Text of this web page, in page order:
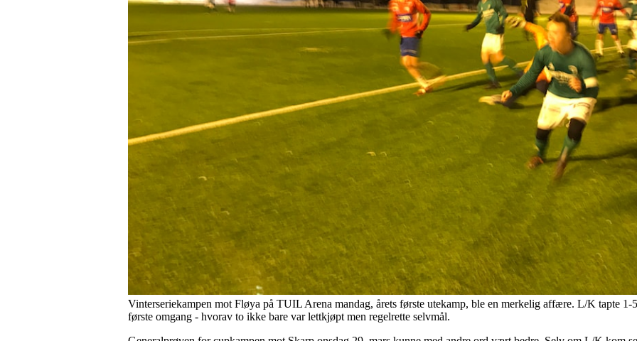
Vinterseriekampen mot Fløya på TUIL Arena mandag, årets første utekamp, ble en merkelig affære. L/K tapte
første omgang - hvorav to ikke bare var lettkjøpt men regelrette selvmål.